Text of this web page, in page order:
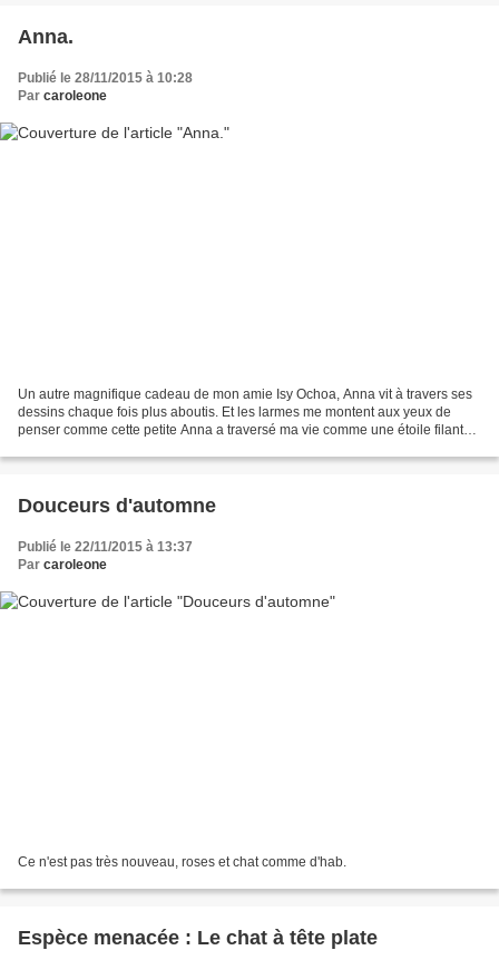
Anna.
Publié le 28/11/2015 à 10:28
Par caroleone
Un autre magnifique cadeau de mon amie Isy Ochoa, Anna vit à travers ses
dessins chaque fois plus aboutis. Et les larmes me montent aux yeux de
penser comme cette petite Anna a traversé ma vie comme une étoile filante.
Douceurs d'automne
Publié le 22/11/2015 à 13:37
Par caroleone
Ce n'est pas très nouveau, roses et chat comme d'hab.
Espèce menacée : Le chat à tête plate